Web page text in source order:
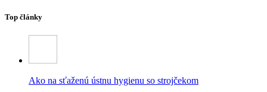
Top články
Ako na sťaženú ústnu hygienu so strojčekom